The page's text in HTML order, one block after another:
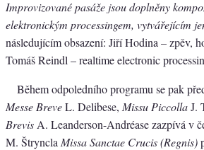
Improvizované pasáže jsou doplněny
elektronickým processingem, vytvářejícím
následujícím obsazení: Jiří Hodina – zpěv,
Tomáš Reindl – realtime electronic
Během odpoledního programu se pak
Messe BreveL. Delibese, Missu PiccollaJ.
Brevis A. Leanderson-Andréase zazpívá v
M. Štryncla Missa Sanctae Crucis (Regnis)